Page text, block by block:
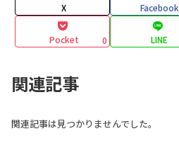
X Facebook
Pocket 0 LINE
関連記事
関連記事は見つかりませんでした。